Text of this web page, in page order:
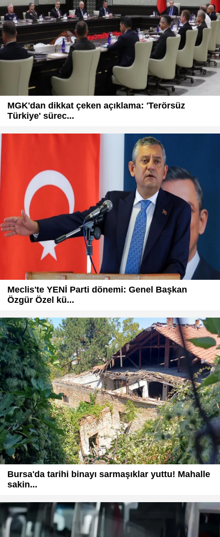
MGK'dan dikkat çeken açıklama: 'Terörsüz
Türkiye' sürec...
Meclis'te YENİ Parti dönemi: Genel Başkan
Özgür Özel kü...
Bursa'da tarihi binayı sarmaşıklar yuttu! Mahalle
sakin...